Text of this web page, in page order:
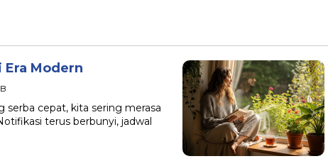
Era Modern
cepat, kita sering merasa
terus berbunyi, jadwal